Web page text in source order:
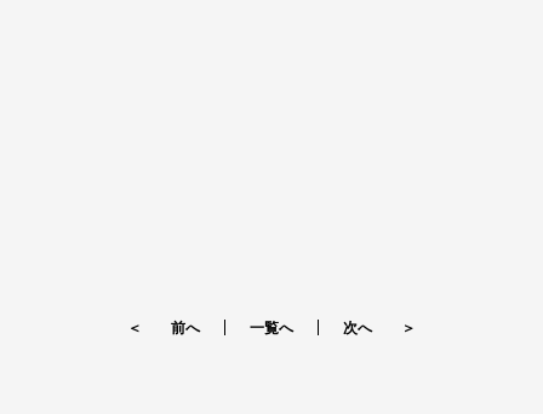
＜ 前へ 一覧へ 次へ ＞